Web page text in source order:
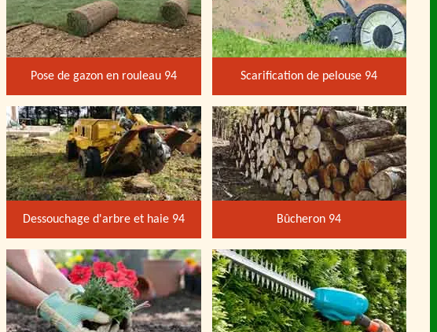
Pose de gazon en rouleau 94 Scarification de pelouse 94
Dessouchage d'arbre et haie 94 Bûcheron 94